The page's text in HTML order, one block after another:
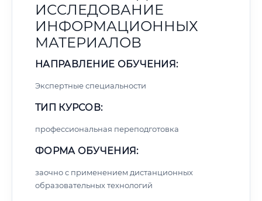
ИССЛЕДОВАНИЕ
ИНФОРМАЦИОННЫХ
МАТЕРИАЛОВ
НАПРАВЛЕНИЕ ОБУЧЕНИЯ:
Экспертные специальности
ТИП КУРСОВ:
профессиональная переподготовка
ФОРМА ОБУЧЕНИЯ:
заочно с применением дистанционных
образовательных технологий